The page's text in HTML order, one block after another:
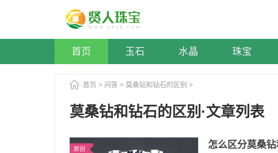
首页 玉石 水晶 珠宝
首页 > 问答 > 莫桑钻和钻石的区别 >
莫桑钻和钻石的区别·文章列表
原创 怎么区分莫桑